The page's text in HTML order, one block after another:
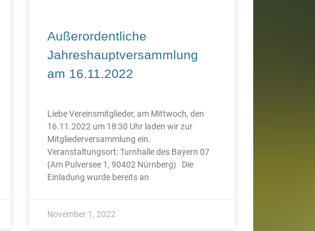
Außerordentliche
Jahreshauptversammlung
am 16.11.2022
Liebe Vereinsmitglieder, am Mittwoch, den
16.11.2022 um 18:30 Uhr laden wir zur
Mitgliederversammlung ein.
Veranstaltungsort: Turnhalle des Bayern 07
(Am Pulversee 1, 90402 Nürnberg) Die
Einladung wurde bereits an
November 1, 2022